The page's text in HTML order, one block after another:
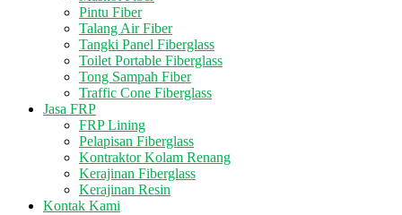
Pintu Fiber
Talang Air Fiber
Tangki Panel Fiberglass
Toilet Portable Fiberglass
Tong Sampah Fiber
Traffic Cone Fiberglass
Jasa FRP
FRP Lining
Pelapisan Fiberglass
Kontraktor Kolam Renang
Kerajinan Fiberglass
Kerajinan Resin
Kontak Kami